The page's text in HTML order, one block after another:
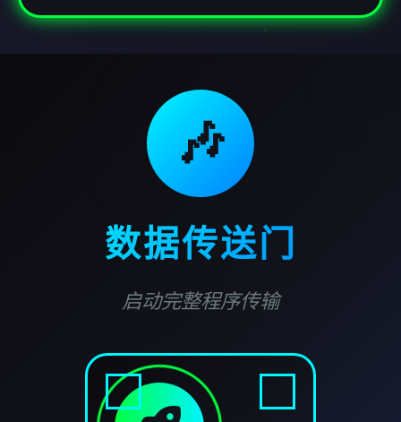
🎶
数据传送门
启动完整程序传输